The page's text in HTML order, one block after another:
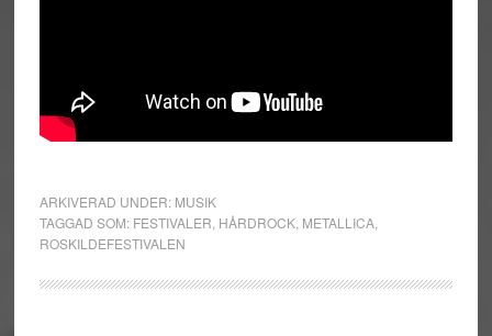
ARKIVERAD UNDER: MUSIK
TAGGAD SOM: FESTIVALER HÅRDROCK, METALLICA,
ROSKILDEFESTIVALEN